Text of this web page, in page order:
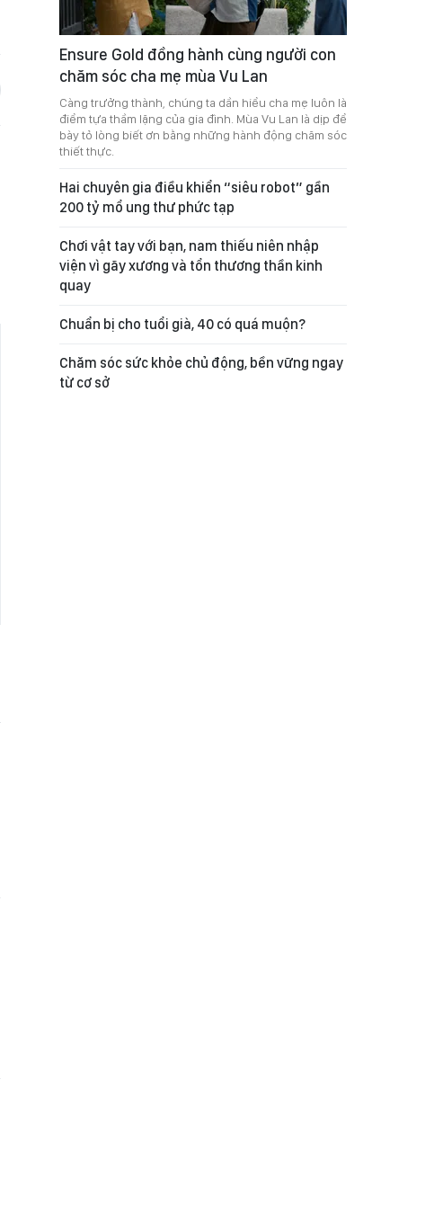
Ensure Gold đồng hành cùng người con
chăm sóc cha mẹ mùa Vu Lan
Càng trưởng thành, chúng ta dần hiểu cha mẹ luôn là
điểm tựa thầm lặng của gia đình. Mùa Vu Lan là dịp để
bày tỏ lòng biết ơn bằng những hành động chăm sóc
thiết thực.
Hai chuyên gia điều khiển “siêu robot” gần
200 tỷ mổ ung thư phức tạp
Chơi vật tay với bạn, nam thiếu niên nhập
viện vì gãy xương và tổn thương thần kinh
quay
Chuẩn bị cho tuổi già, 40 có quá muộn?
Chăm sóc sức khỏe chủ động, bền vững ngay
từ cơ sở